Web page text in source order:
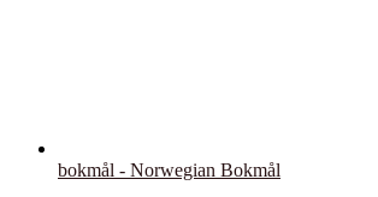
bokmål - Norwegian Bokmål